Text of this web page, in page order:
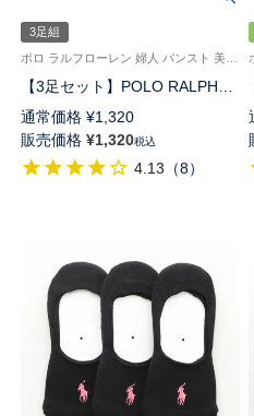
3足組
【3足セット】POLO RALPH
LAUREN ストッキング 交編 つ
ま先補強 シルクプロテイン加工
レディース 01834002
通常価格 ¥1,320
販売価格 ¥1,320税込
4.13 （8）